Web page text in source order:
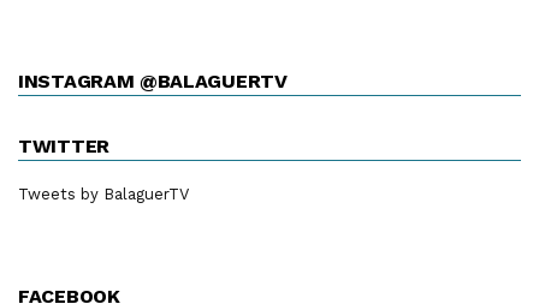
INSTAGRAM @BALAGUERTV
TWITTER
Tweets by BalaguerTV
FACEBOOK